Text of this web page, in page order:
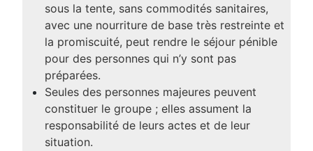
sous la tente, sans commodités sanitaires,
avec une nourriture de base très restreinte et
la promiscuité, peut rendre le séjour pénible
pour des personnes qui n’y sont pas
préparées.
Seules des personnes majeures peuvent
constituer le groupe ; elles assument la
responsabilité de leurs actes et de leur
situation.